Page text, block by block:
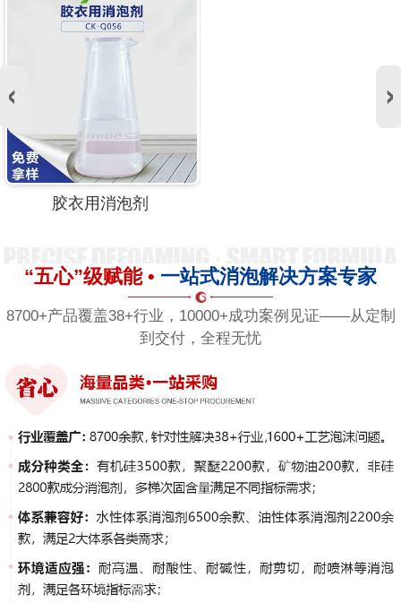
胶衣用消泡剂
“五心”级赋能 • 一站式消泡解决方案专家
8700+产品覆盖38+行业，10000+成功案例见证——从定制
到交付，全程无忧